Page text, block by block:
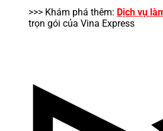
>>> Khám phá thêm: Dịch vụ
trọn gói của Vina Express